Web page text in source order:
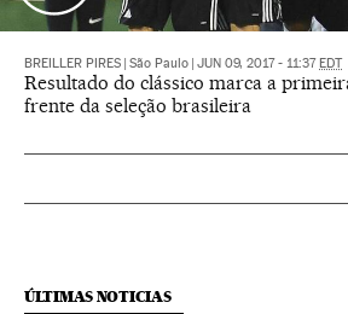
BREILLER PIRES São Paulo JUN 09, 2017 - 11:37 EDT
Resultado do clássico marca a
frente da seleção brasileira
ÚLTIMAS NOTICIAS